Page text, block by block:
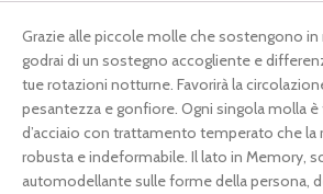
Grazie alle piccole molle che sostengono in
godrai di un sostegno accogliente e
tue rotazioni notturne. Favorirà la
pesantezza e gonfiore. Ogni singola molla
d’acciaio con trattamento temperato che la
robusta e indeformabile. Il lato in Memory,
automodellante sulle forme della persona,